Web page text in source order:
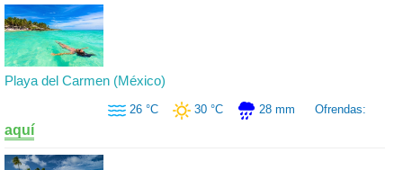
Playa del Carmen (México)
26 °C 30 °C 28 mm Ofrendas:
aquí